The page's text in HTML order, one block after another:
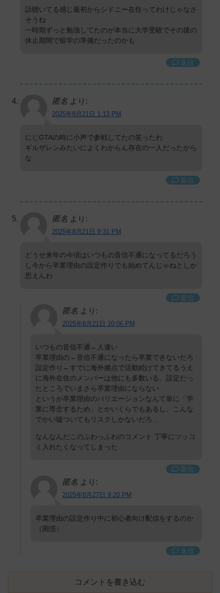
話聴いてる感じ最初からシドニー在住ってわけじゃなさ
そうね
一時期ずっと勉強してたのが本当に大学受験でその後の
休止期間で留学の準備だったのかも
返信
匿名 より:
2025年8月21日 1:13 PM
にじGTAの時に小声で参戦してたの笑ったわ
ギルザレンみたいによくわからん存在の一人だったから
な
返信
匿名 より:
2025年8月21日 9:31 PM
どうせ来年の今頃はいつもの音信不通になってるだろう
し今から卒業理由の設定作りでも始めてんじゃねとしか
思えんわ
返信
匿名 より:
2025年8月21日 10:06 PM
いつもの音信不通←人違い
卒業理由の←音信不通になったら卒業できないだろ
設定作り←すでに海外拠点で活動続けてきてるうえ
に海外在住のメンバーは他にも多数いる。設定だっ
たところでいまさら卒業理由にならない
というか卒業理由のバリエーションなんて単に「学
業に専念するため」とかいくらでもあるし、こんな
でかい嘘ついてもリスクしかないだろ…
なんなんだこのふわっふわのコメント 丁寧にツッコ
ミ入れたくなってしまった
返信
匿名 より:
2025年8月27日 9:20 PM
卒業理由の設定作り中に初心者向け配信をするのか
（困惑）
返信
コメントを書き込む